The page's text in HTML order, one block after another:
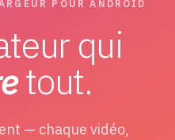
POUR ANDROID
qui
tout.
— chaque vidéo,